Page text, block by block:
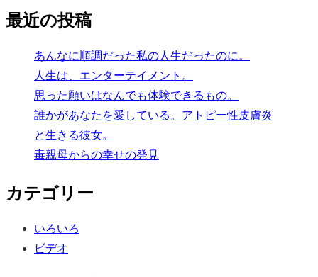
の
最近の投稿
あんなに順調だった私の人生だったのに。
人生は、エンターテイメント。
思った願いはなんでも体験できるもの。
誰かがあなたを愛している。アトピー性皮膚炎
と生きる彼女。
毒親母からの幸せの発見
カテゴリー
いろいろ
ビデオ